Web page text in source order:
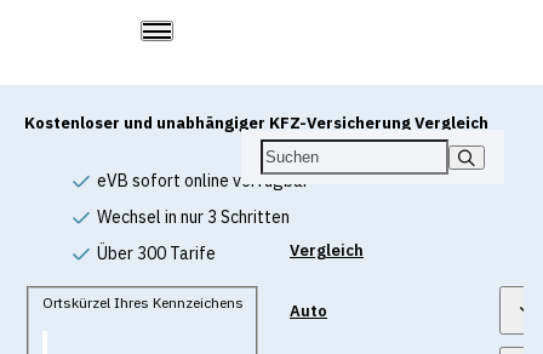
Vergleich
Auto
Kostenloser und unabhängiger KFZ-Versicherung Vergleich
eVB sofort online verfügbar
Wechsel in nur 3 Schritten
Über 300 Tarife
Ortskürzel Ihres Kennzeichens